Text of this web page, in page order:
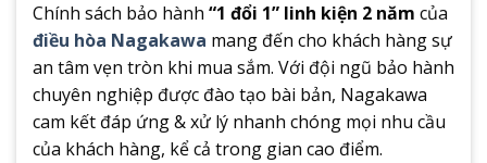
Chính sách bảo hành “1 đổi 1” linh kiện 2 năm của
điều hòa Nagakawa mang đến cho khách hàng sự
an tâm vẹn tròn khi mua sắm. Với đội ngũ bảo hành
chuyên nghiệp được đào tạo bài bản, Nagakawa
cam kết đáp ứng & xử lý nhanh chóng mọi nhu cầu
của khách hàng, kể cả trong gian cao điểm.